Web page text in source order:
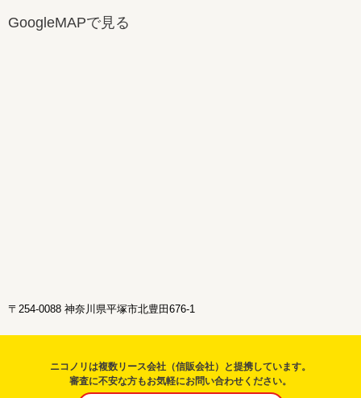
GoogleMAPで見る
〒254-0088 神奈川県平塚市北豊田676-1
ニコノリは複数リース会社（信販会社）と提携しています。
審査に不安な方もお気軽にお問い合わせください。